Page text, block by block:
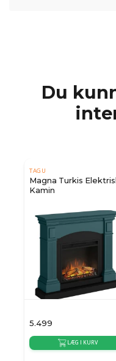
Du
TAGU
Magna Turkis
Kamin
5.499
LÆG I KURV